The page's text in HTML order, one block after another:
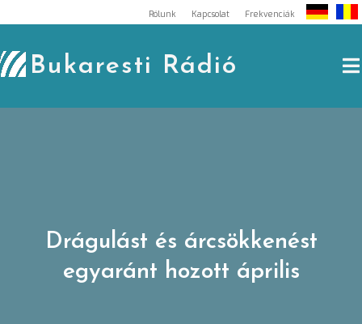
to
content
Rólunk Kapcsolat Frekvenciák
Bukaresti Rádió
Drágulást és árcsökkenést
egyaránt hozott április